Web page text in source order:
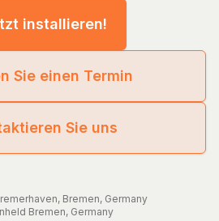
installieren!
Sie einen Termin
Sie uns
, Bremen, Germany
Bremen, Germany